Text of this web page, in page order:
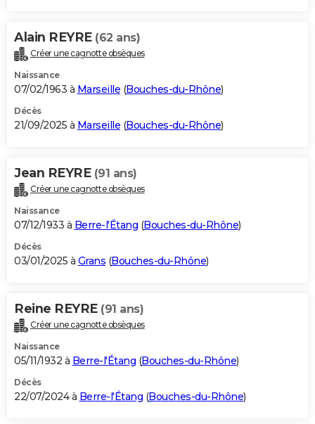
Alain REYRE (62 ans)
Créer une cagnotte obsèques
Naissance
07/02/1963 à Marseille (Bouches-du-Rhône)
Décès
21/09/2025 à Marseille (Bouches-du-Rhône)
Jean REYRE (91 ans)
Créer une cagnotte obsèques
Naissance
07/12/1933 à Berre-l'Étang (Bouches-du-Rhône)
Décès
03/01/2025 à Grans (Bouches-du-Rhône)
Reine REYRE (91 ans)
Créer une cagnotte obsèques
Naissance
05/11/1932 à Berre-l'Étang (Bouches-du-Rhône)
Décès
22/07/2024 à Berre-l'Étang (Bouches-du-Rhône)